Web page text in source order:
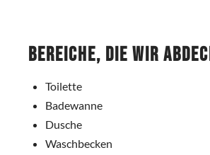
Bereiche, die wir
Toilette
Badewanne
Dusche
Waschbecken